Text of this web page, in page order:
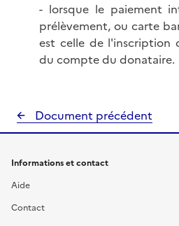
- lorsque le paiement
prélèvement, ou carte
est celle de l'inscription
du compte du donataire.
Document précédent
Informations et contact
Aide
Contact